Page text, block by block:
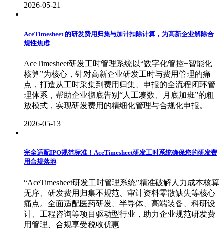
2026-05-21
AceTimesheet 的研发费用归集与加计扣除计算，为高新企业解除合
规性焦虑
AceTimesheet研发工时管理系统以“数字化管控+智能化
核算”为核心，针对高新企业研发工时与费用管理的痛
点，打造从工时采集到费用归集、申报的全流程闭环管
理体系，帮助企业彻底告别“人工凑数、月底加班”的粗
放模式，实现研发费用的精细化管理与合规化申报。
2026-05-13
完全适配IPO规范标准！AceTimesheet研发工时系统确保您的研发费
用合规落地
“AceTimesheet研发工时管理系统”精准破解人力成本核算
无序、研发费用归集不规范、审计资料零散缺失等核心
痛点。全面适配医药研发、半导体、高端装备、科研设
计、工程咨询等项目驱动型行业，助力企业规范研发费
用管理、合规享受税收优惠